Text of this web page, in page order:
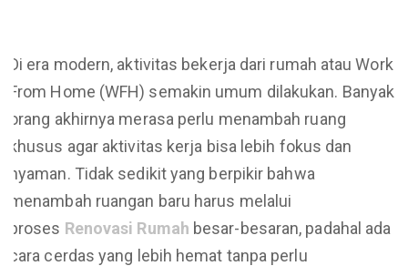
Di era modern, aktivitas bekerja dari rumah atau Work
From Home (WFH) semakin umum dilakukan. Banyak
orang akhirnya merasa perlu menambah ruang
khusus agar aktivitas kerja bisa lebih fokus dan
nyaman. Tidak sedikit yang berpikir bahwa
menambah ruangan baru harus melalui
proses Renovasi Rumah besar-besaran, padahal ada
cara cerdas yang lebih hemat tanpa perlu